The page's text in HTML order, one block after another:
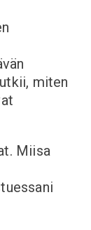
miten
Miisa